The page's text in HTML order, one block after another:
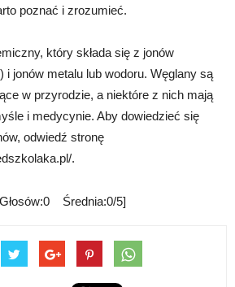
poznać i zrozumieć.
który składa się z jonów
i jonów metalu lub wodoru. Węglany są
w przyrodzie, a niektóre z nich mają
i medycynie. Aby dowiedzieć się
odwiedź stronę
.
Średnia:0/5]